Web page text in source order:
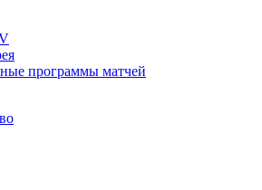
программы матчей